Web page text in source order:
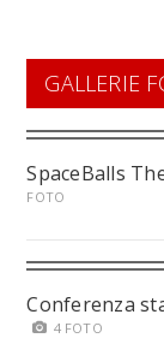
GALLERIE
SpaceBalls
FOTO
Conferenza
4 FOTO